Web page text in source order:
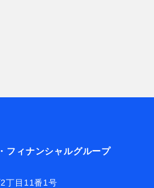
フィナンシャルグループ
丁目11番1号